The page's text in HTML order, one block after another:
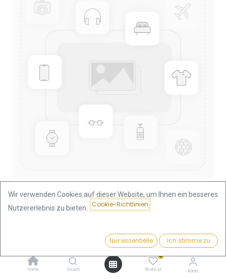
Preis:
536,72€ Kaufen
Home Search
0
Wishlist Konto
Lunar II Drache 1/10oz
Goldmünze 2012
Wir verwenden Cookies auf dieser Website, um Ihnen ein besseres
Nutzererlebnis zu bieten.
Cookie-Richtlinien
Nur essentielle Ich stimme zu